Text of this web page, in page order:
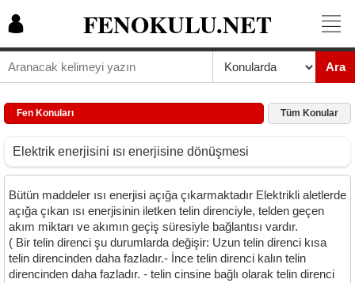
FENOKULU.NET
Ara
Fen Konuları Tüm Konular
Elektrik enerjisini ısı enerjisine dönüşmesi
Bütün maddeler ısı enerjisi açığa çıkarmaktadır Elektrikli aletlerde
açığa çıkan ısı enerjisinin iletken telin direnciyle, telden geçen
akım miktarı ve akımın geçiş süresiyle bağlantısı vardır.
( Bir telin direnci şu durumlarda değişir: Uzun telin direnci kısa
telin direncinden daha fazladır.- İnce telin direnci kalın telin
direncinden daha fazladır. - telin cinsine bağlı olarak telin direnci